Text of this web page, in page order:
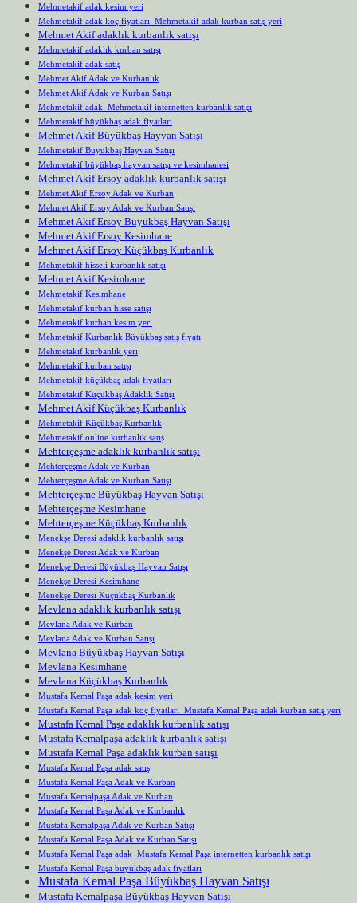
Mehmetakif adak kesim yeri
Mehmetakif adak koç fiyatları Mehmetakif adak kurban satış yeri
Mehmet Akif adaklık kurbanlık satışı
Mehmetakif adaklık kurban satışı
Mehmetakif adak satış
Mehmet Akif Adak ve Kurbanlık
Mehmet Akif Adak ve Kurban Satışı
Mehmetakif adak Mehmetakif internetten kurbanlık satışı
Mehmetakif büyükbaş adak fiyatları
Mehmet Akif Büyükbaş Hayvan Satışı
Mehmetakif Büyükbaş Hayvan Satışı
Mehmetakif büyükbaş hayvan satışı ve kesimhanesi
Mehmet Akif Ersoy adaklık kurbanlık satışı
Mehmet Akif Ersoy Adak ve Kurban
Mehmet Akif Ersoy Adak ve Kurban Satışı
Mehmet Akif Ersoy Büyükbaş Hayvan Satışı
Mehmet Akif Ersoy Kesimhane
Mehmet Akif Ersoy Küçükbaş Kurbanlık
Mehmetakif hisseli kurbanlık satışı
Mehmet Akif Kesimhane
Mehmetakif Kesimhane
Mehmetakif kurban hisse satışı
Mehmetakif kurban kesim yeri
Mehmetakif Kurbanlık Büyükbaş satış fiyatı
Mehmetakif kurbanlık yeri
Mehmetakif kurban satışı
Mehmetakif küçükbaş adak fiyatları
Mehmetakif Küçükbaş Adaklık Satışı
Mehmet Akif Küçükbaş Kurbanlık
Mehmetakif Küçükbaş Kurbanlık
Mehmetakif online kurbanlık satış
Mehterçeşme adaklık kurbanlık satışı
Mehterçeşme Adak ve Kurban
Mehterçeşme Adak ve Kurban Satışı
Mehterçeşme Büyükbaş Hayvan Satışı
Mehterçeşme Kesimhane
Mehterçeşme Küçükbaş Kurbanlık
Menekşe Deresi adaklık kurbanlık satışı
Menekşe Deresi Adak ve Kurban
Menekşe Deresi Büyükbaş Hayvan Satışı
Menekşe Deresi Kesimhane
Menekşe Deresi Küçükbaş Kurbanlık
Mevlana adaklık kurbanlık satışı
Mevlana Adak ve Kurban
Mevlana Adak ve Kurban Satışı
Mevlana Büyükbaş Hayvan Satışı
Mevlana Kesimhane
Mevlana Küçükbaş Kurbanlık
Mustafa Kemal Paşa adak kesim yeri
Mustafa Kemal Paşa adak koç fiyatları Mustafa Kemal Paşa adak kurban satış yeri
Mustafa Kemal Paşa adaklık kurbanlık satışı
Mustafa Kemalpaşa adaklık kurbanlık satışı
Mustafa Kemal Paşa adaklık kurban satışı
Mustafa Kemal Paşa adak satış
Mustafa Kemal Paşa Adak ve Kurban
Mustafa Kemalpaşa Adak ve Kurban
Mustafa Kemal Paşa Adak ve Kurbanlık
Mustafa Kemalpaşa Adak ve Kurban Satışı
Mustafa Kemal Paşa Adak ve Kurban Satışı
Mustafa Kemal Paşa adak Mustafa Kemal Paşa internetten kurbanlık satışı
Mustafa Kemal Paşa büyükbaş adak fiyatları
Mustafa Kemal Paşa Büyükbaş Hayvan Satışı
Mustafa Kemalpaşa Büyükbaş Hayvan Satışı